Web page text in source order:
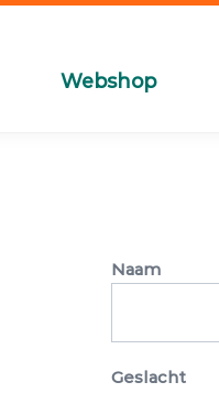
Webshop
Naam
Geslacht